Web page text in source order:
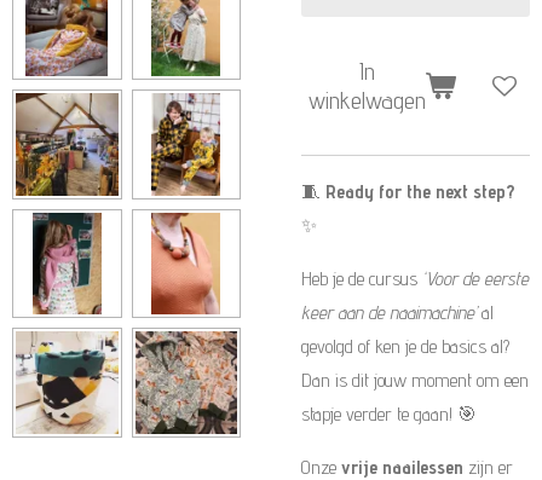
In
winkelwagen
🧵 Ready for the next step?
✨
Heb je de cursus ‘Voor de eerste
keer aan de naaimachine’al
gevolgd of ken je de basics al?
Dan is dit jouw moment om een
stapje verder te gaan! 🎯
Onze vrije naailessen zijn er